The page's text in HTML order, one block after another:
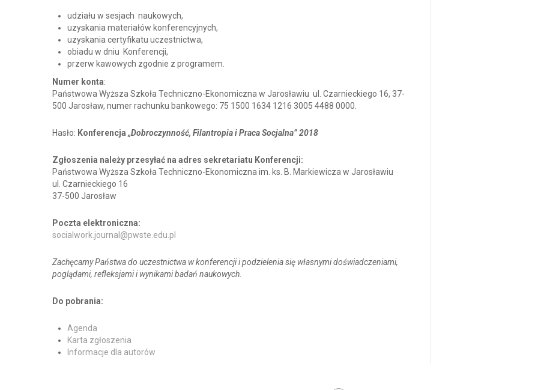
udziału w sesjach naukowych,
uzyskania materiałów konferencyjnych,
uzyskania certyfikatu uczestnictwa,
obiadu w dniu Konferencji,
przerw kawowych zgodnie z programem.
Numer konta:
Państwowa Wyższa Szkoła Techniczno-Ekonomiczna w Jarosławiu ul. Czarnieckiego 16, 37-
500 Jarosław, numer rachunku bankowego: 75 1500 1634 1216 3005 4488 0000.
Hasło: Konferencja „Dobroczynność, Filantropia i Praca Socjalna” 2018
Zgłoszenia należy przesyłać na adres sekretariatu Konferencji:
Państwowa Wyższa Szkoła Techniczno-Ekonomiczna im. ks. B. Markiewicza w Jarosławiu
ul. Czarnieckiego 16
37-500 Jarosław
Poczta elektroniczna:
socialwork.journal@pwste.edu.pl
Zachęcamy Państwa do uczestnictwa w konferencji i podzielenia się własnymi doświadczeniami,
poglądami, refleksjami i wynikami badań naukowych.
Do pobrania:
Agenda
Karta zgłoszenia
Informacje dla autorów